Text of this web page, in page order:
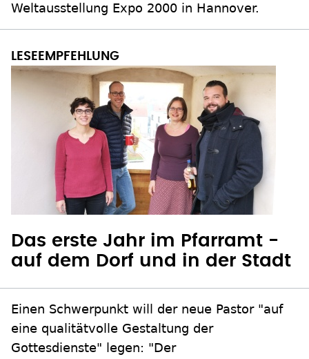
Weltausstellung Expo 2000 in Hannover.
Das erste Jahr im Pfarramt -
auf dem Dorf und in der Stadt
Einen Schwerpunkt will der neue Pastor "auf
eine qualitätvolle Gestaltung der
Gottesdienste" legen: "Der